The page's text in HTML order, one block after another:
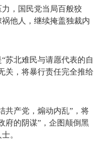
，国民党当局百般狡
他人，继续掩盖独裁内
“苏北难民与请愿代表的自
关，将暴行责任完全推给
共产党，煽动内乱”，将
府的阴谋”，企图颠倒黑
。